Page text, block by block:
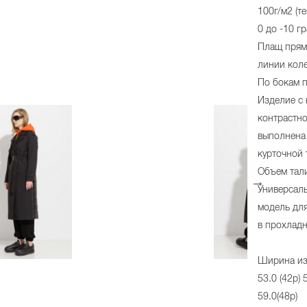
100г/м2
0 до -10
Плащ
линии
По бокам
Изделие
выполнена
курточной
Объем
модель
в
Ширина
53.0 (42р)
59.0(48р)